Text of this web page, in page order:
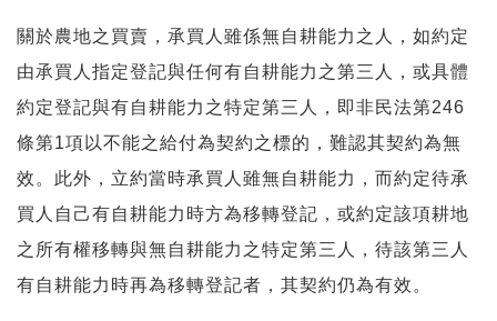
關於農地之買賣，承買人雖係無自耕能力之人，如約定
由承買人指定登記與任何有自耕能力之第三人，或具體
約定登記與有自耕能力之特定第三人，即非民法第246
條第1項以不能之給付為契約之標的，難認其契約為無
效。此外，立約當時承買人雖無自耕能力，而約定待承
買人自己有自耕能力時方為移轉登記，或約定該項耕地
之所有權移轉與無自耕能力之特定第三人，待該第三人
有自耕能力時再為移轉登記者，其契約仍為有效。